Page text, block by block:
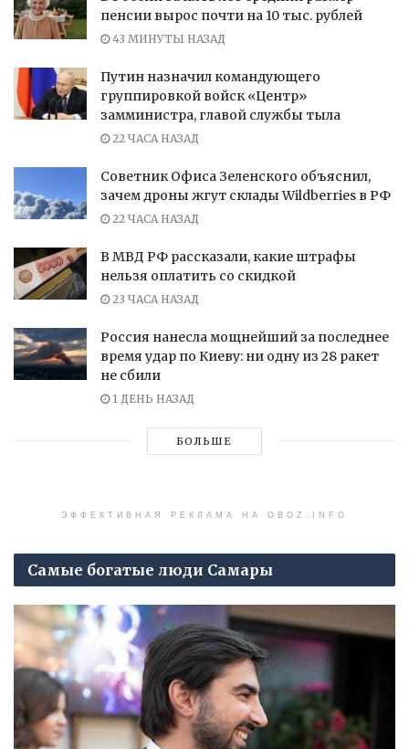
пенсии вырос почти на 10 тыс. рублей
43 МИНУТЫ НАЗАД
Путин назначил командующего
группировкой войск «Центр»
замминистра, главой службы тыла
22 ЧАСА НАЗАД
Советник Офиса Зеленского объяснил,
зачем дроны жгут склады Wildberries в РФ
22 ЧАСА НАЗАД
В МВД РФ рассказали, какие штрафы
нельзя оплатить со скидкой
23 ЧАСА НАЗАД
Россия нанесла мощнейший за последнее
время удар по Киеву: ни одну из 28 ракет
не сбили
1 ДЕНЬ НАЗАД
БОЛЬШЕ
ЭФФЕКТИВНАЯ РЕКЛАМА НА OBOZ.INFO
Самые богатые люди Самары